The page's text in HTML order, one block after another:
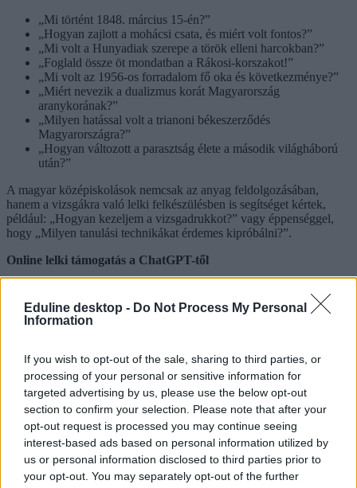
Eduline desktop - Do Not Process My Personal
Information
If you wish to opt-out of the sale, sharing to third parties, or
processing of your personal or sensitive information for
targeted advertising by us, please use the below opt-out
section to confirm your selection. Please note that after your
opt-out request is processed you may continue seeing
interest-based ads based on personal information utilized by
us or personal information disclosed to third parties prior to
your opt-out. You may separately opt-out of the further
„Mi történt 1848. március 15-én?”
„Hogyan zajlott a mohácsi csata, és miért volt fontos?”
„Mi volt a Hunyadiak szerepe a török elleni harcokban?”
„Foglald össze öt mondatban a Rákosi-korszakot!”
„Mi volt az 1956-os forradalom fő oka és következménye?”
„Miért nevezik a dualizmus korát Magyarország
aranykorának?”
„Milyen hatással volt a trianoni békeszerződés
Magyarországra?”
„Hogyan változott a parasztság élete a második világháború
után?”
A magyar középiskolások nemcsak az anyag feldolgozásában,
hanem a vizsgákra való lelki felkészülésben is segítséget kértek,
például: „Hogyan kezeljem a vizsgadrukkot?” vagy éppenséggel,
hogy „Milyen tanulási technikákat érdemes kipróbálni?”.
Online lelki támogatás a ChatGPT-től
használták a ChatGPT-t. Rengeteg kérdés érkezett a chatbothoz
azzal kapcsolatban, hogyan segítheti a szülő a gyerekét a